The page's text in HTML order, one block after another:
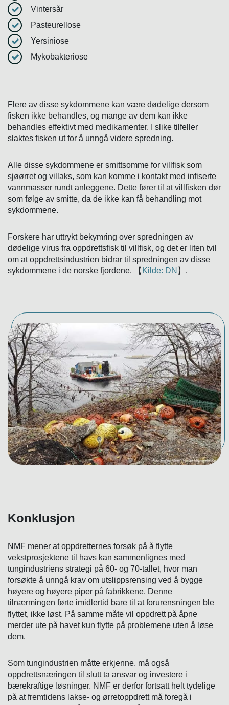
Vintersår
Pasteurellose
Yersiniose
Mykobakteriose
Flere av disse sykdommene kan være dødelige dersom
fisken ikke behandles, og mange av dem kan ikke
behandles effektivt med medikamenter. I slike tilfeller
slaktes fisken ut for å unngå videre spredning.
Alle disse sykdommene er smittsomme for villfisk som
sjøørret og villaks, som kan komme i kontakt med infiserte
vannmasser rundt anleggene. Dette fører til at villfisken dør
som følge av smitte, da de ikke kan få behandling mot
sykdommene.
Forskere har uttrykt bekymring over spredningen av
dødelige virus fra oppdrettsfisk til villfisk, og det er liten tvil
om at oppdrettsindustrien bidrar til spredningen av disse
sykdommene i de norske fjordene. 【 Kilde: DN 】.
Konklusjon
NMF mener at oppdretternes forsøk på å flytte
vekstprosjektene til havs kan sammenlignes med
tungindustriens strategi på 60- og 70-tallet, hvor man
forsøkte å unngå krav om utslippsrensing ved å bygge
høyere og høyere piper på fabrikkene. Denne
tilnærmingen førte imidlertid bare til at forurensningen ble
flyttet, ikke løst. På samme måte vil oppdrett på åpne
merder ute på havet kun flytte på problemene uten å løse
dem.
Som tungindustrien måtte erkjenne, må også
oppdrettsnæringen til slutt ta ansvar og investere i
bærekraftige løsninger. NMF er derfor fortsatt helt tydelige
på at fremtidens lakse- og ørretoppdrett må foregå i